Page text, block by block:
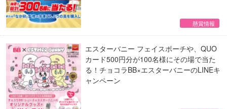
懸賞情報
エスターバニー フェイスポーチや、QUO
カード500円分が100名様にその場で当た
る！チョコラBB×エスターバニーのLINEキ
ャンペーン